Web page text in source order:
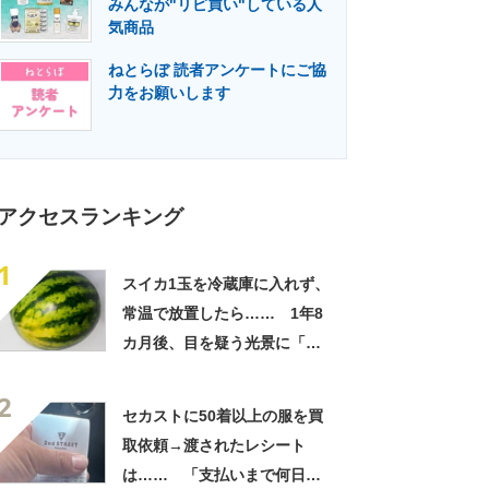
メディア 建設×テクノロジーの最前線
みんなが"リピ買い"している人
気商品
ねとらぼ 読者アンケートにご協
力をお願いします
アクセスランキング
スイカ1玉を冷蔵庫に入れず、
常温で放置したら…… 1年8
カ月後、目を疑う光景に「ヤ
セカストに50着以上の服を買
取依頼→渡されたレシート
は…… 「支払いまで何日か